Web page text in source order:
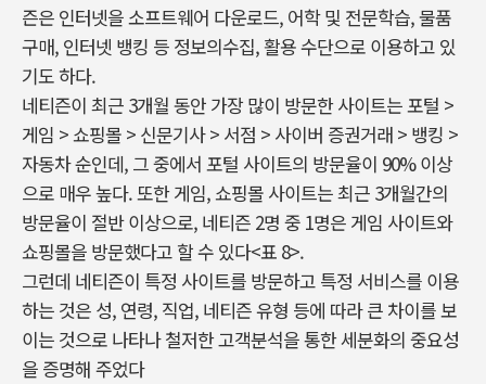
즌은 인터넷을 소프트웨어 다운로드, 어학 및 전문학습, 물품
구매, 인터넷 뱅킹 등 정보의수집, 활용 수단으로 이용하고 있
기도 하다.
네티즌이 최근 3개월 동안 가장 많이 방문한 사이트는 포털 >
게임 > 쇼핑몰 > 신문기사 > 서점 > 사이버 증권거래 > 뱅킹 >
자동차 순인데, 그 중에서 포털 사이트의 방문율이 90% 이상
으로 매우 높다. 또한 게임, 쇼핑몰 사이트는 최근 3개월간의
방문율이 절반 이상으로, 네티즌 2명 중 1명은 게임 사이트와
쇼핑몰을 방문했다고 할 수 있다<표 8>.
그런데 네티즌이 특정 사이트를 방문하고 특정 서비스를 이용
하는 것은 성, 연령, 직업, 네티즌 유형 등에 따라 큰 차이를 보
이는 것으로 나타나 철저한 고객분석을 통한 세분화의 중요성
을 증명해 주었다